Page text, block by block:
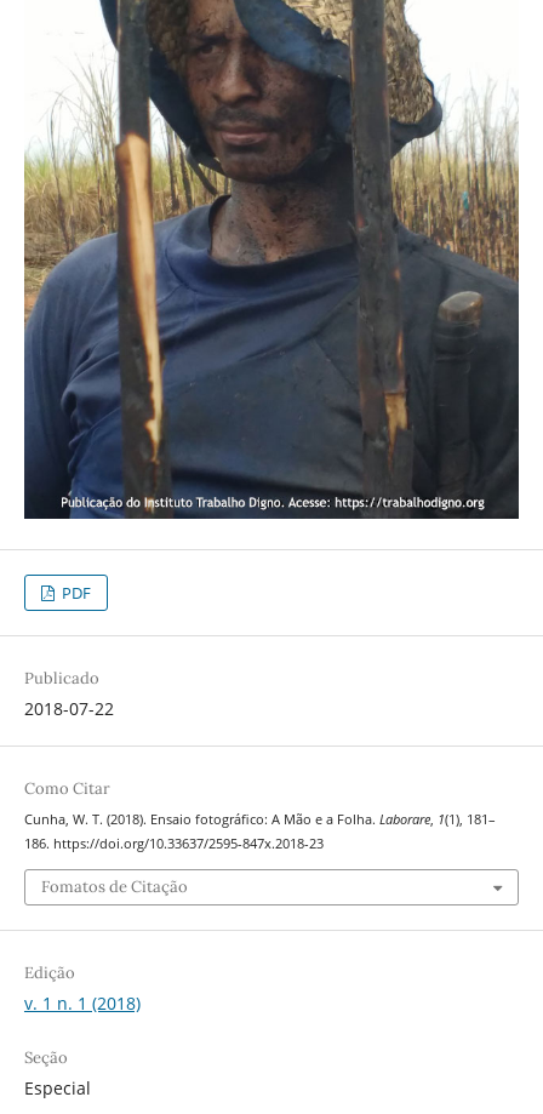
PDF
Publicado
2018-07-22
Como Citar
Cunha, W. T. (2018). Ensaio fotográfico: A Mão e a Folha. Laborare, 1(1), 181–
186. https://doi.org/10.33637/2595-847x.2018-23
Fomatos de Citação
Edição
v. 1 n. 1 (2018)
Seção
Especial